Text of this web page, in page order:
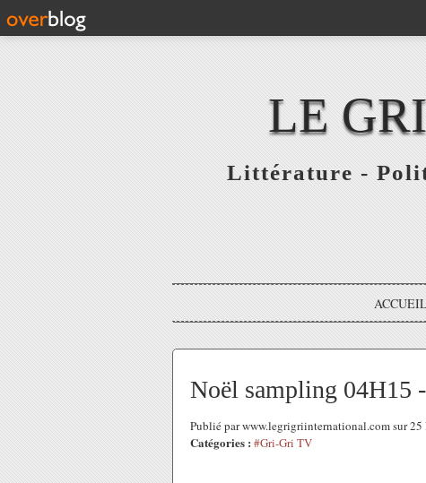
LE
Littérature -
Noël sampling 04H15
Publié par www.legrigriinternational.com sur 25
Catégories : #Gri-Gri TV